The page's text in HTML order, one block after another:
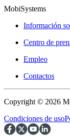
MobiSystems
Información
Centro de
Empleo
Contactos
Copyright © 2026
Condiciones de uso